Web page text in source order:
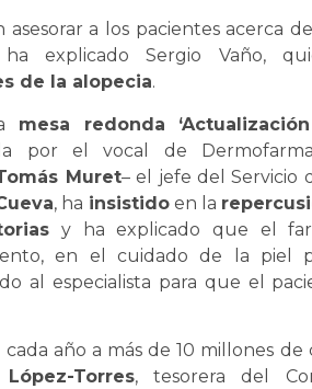
a los pacientes acerca
ha explicado Sergio Vaño,
de la alopecia.
mesa redonda
por el vocal de
Muret– el jefe del Servicio
, ha insistidoen la
y ha explicado que el
en el cuidado de la piel
al especialista para que el
cada año a más de 10 millones
López-Torres, tesorera del